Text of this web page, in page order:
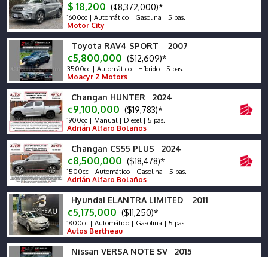
$ 18,200 (¢8,372,000)*
1600cc | Automático | Gasolina | 5 pas.
Motor City
Toyota RAV4 SPORT 2007
¢5,800,000 ($12,609)*
3500cc | Automático | Híbrido | 5 pas.
Moacyr Z Motors
Changan HUNTER 2024
¢9,100,000 ($19,783)*
1900cc | Manual | Diesel | 5 pas.
Adrián Alfaro Bolaños
Changan CS55 PLUS 2024
¢8,500,000 ($18,478)*
1500cc | Automático | Gasolina | 5 pas.
Adrián Alfaro Bolaños
Hyundai ELANTRA LIMITED 2011
¢5,175,000 ($11,250)*
1800cc | Automático | Gasolina | 5 pas.
Autos Bertheau
Nissan VERSA NOTE SV 2015